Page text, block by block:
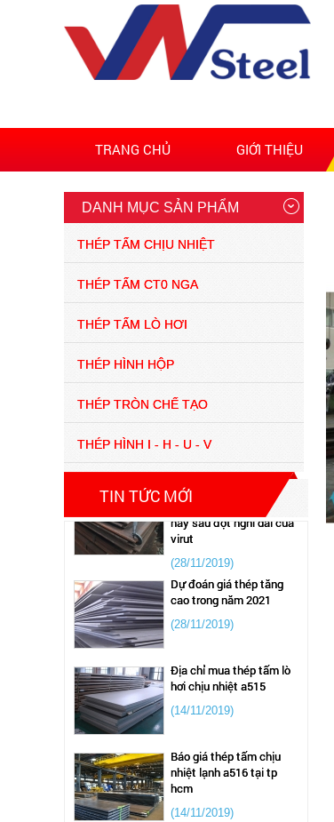
TRANG CHỦ GIỚI THIỆU
DANH MỤC SẢN PHẨM
THÉP TẤM CHỊU NHIỆT
THÉP TẤM CT0 NGA
THÉP TẤM LÒ HƠI
THÉP HÌNH HỘP
THÉP TRÒN CHẾ TẠO
THÉP HÌNH I - H - U - V
TIN TỨC MỚI
giá thép chịu nhiệt a515
thị trường mới nhất
07/2025
thép tấm trong thị trường
tình hình giảm sút thép
thị trường ảm đạm 2024
(13/04/2024)
Thép tấm hợp kim 65g –
CÔNG TY TNHH XUẤT
NHẬP KHẨU STEEL VIỆT
Cập nhật giá thành thép
tấm hợp kim sm490 hiện
nay sau đợt nghỉ dài của
virut
(28/11/2019)
Dự đoán giá thép tăng
cao trong năm 2021
(28/11/2019)
hơi chịu nhiệt a515
(14/11/2019)
nhiệt lạnh a516 tại tp
hcm
(14/11/2019)